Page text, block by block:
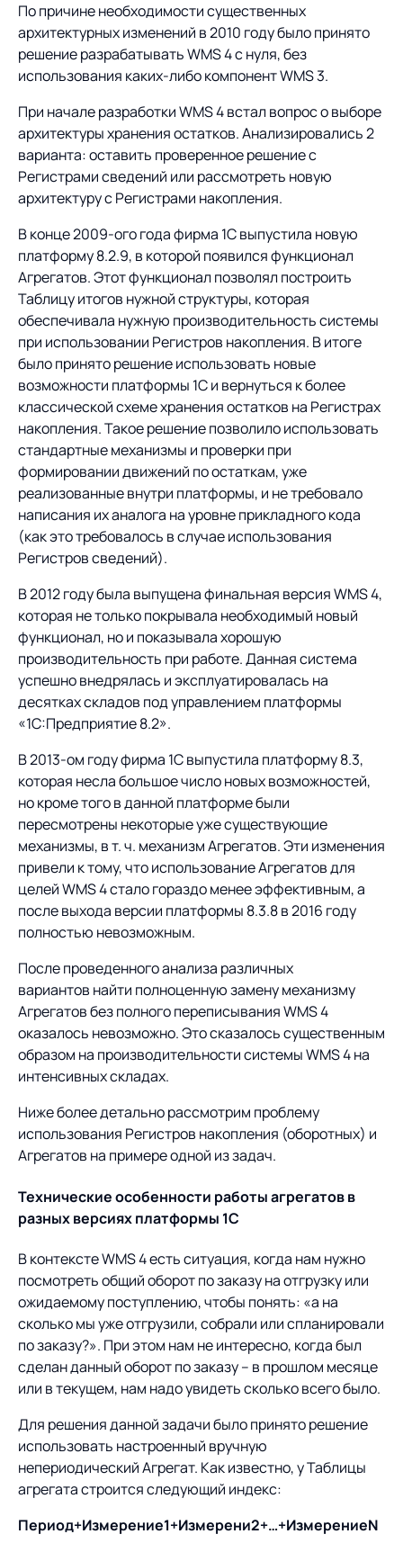
По причине необходимости существенных
архитектурных изменений в 2010 году было принято
решение разрабатывать WMS 4 с нуля, без
использования каких-либо компонент WMS 3.
При начале разработки WMS 4 встал вопрос о выборе
архитектуры хранения остатков. Анализировались 2
варианта: оставить проверенное решение с
Регистрами сведений или рассмотреть новую
архитектуру с Регистрами накопления.
В конце 2009-ого года фирма 1С выпустила новую
платформу 8.2.9, в которой появился функционал
Агрегатов. Этот функционал позволял построить
Таблицу итогов нужной структуры, которая
обеспечивала нужную производительность системы
при использовании Регистров накопления. В итоге
было принято решение использовать новые
возможности платформы 1С и вернуться к более
классической схеме хранения остатков на Регистрах
накопления. Такое решение позволило использовать
стандартные механизмы и проверки при
формировании движений по остаткам, уже
реализованные внутри платформы, и не требовало
написания их аналога на уровне прикладного кода
(как это требовалось в случае использования
Регистров сведений).
В 2012 году была выпущена финальная версия WMS 4,
которая не только покрывала необходимый новый
функционал, но и показывала хорошую
производительность при работе. Данная система
успешно внедрялась и эксплуатировалась на
десятках складов под управлением платформы
«1С:Предприятие 8.2».
В 2013-ом году фирма 1С выпустила платформу 8.3,
которая несла большое число новых возможностей,
но кроме того в данной платформе были
пересмотрены некоторые уже существующие
механизмы, в т. ч. механизм Агрегатов. Эти изменения
привели к тому, что использование Агрегатов для
целей WMS 4 стало гораздо менее эффективным, а
после выхода версии платформы 8.3.8 в 2016 году
полностью невозможным.
После проведенного анализа различных
вариантов найти полноценную замену механизму
Агрегатов без полного переписывания WMS 4
оказалось невозможно. Это сказалось существенным
образом на производительности системы WMS 4 на
интенсивных складах.
Ниже более детально рассмотрим проблему
использования Регистров накопления (оборотных) и
Агрегатов на примере одной из задач.
Технические особенности работы агрегатов в
разных версиях платформы 1С
В контексте WMS 4 есть ситуация, когда нам нужно
посмотреть общий оборот по заказу на отгрузку или
ожидаемому поступлению, чтобы понять: «а на
сколько мы уже отгрузили, собрали или спланировали
по заказу?». При этом нам не интересно, когда был
сделан данный оборот по заказу – в прошлом месяце
или в текущем, нам надо увидеть сколько всего было.
Для решения данной задачи было принято решение
использовать настроенный вручную
непериодический Агрегат. Как известно, у Таблицы
агрегата строится следующий индекс:
Период+Измерение1+Измерени2+…+ИзмерениеN